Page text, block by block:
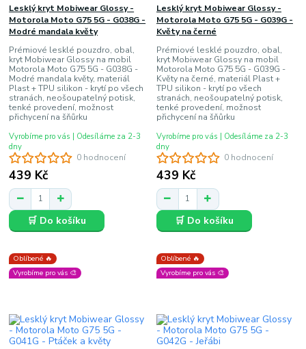
0 hodnocení
Lesklý kryt Mobiwear Glossy -
Motorola Moto G75 5G - G038G -
Modré mandala květy
Prémiové lesklé pouzdro, obal,
kryt Mobiwear Glossy na mobil
Motorola Moto G75 5G - G038G -
Modré mandala květy, materiál
Plast + TPU silikon - krytí po všech
stranách, neošoupatelný potisk,
tenké provedení, možnost
přichycení na šňůrku
439 Kč
Vyrobíme pro vás | Odesíláme za 2-3
dny
🛒 Do košíku
0 hodnocení
Lesklý kryt Mobiwear Glossy -
Motorola Moto G75 5G - G039G -
Květy na černé
Prémiové lesklé pouzdro, obal,
kryt Mobiwear Glossy na mobil
Motorola Moto G75 5G - G039G -
Květy na černé, materiál Plast +
TPU silikon - krytí po všech
stranách, neošoupatelný potisk,
tenké provedení, možnost
přichycení na šňůrku
439 Kč
Vyrobíme pro vás | Odesíláme za 2-3
dny
🛒 Do košíku
Oblíbené 🔥
Vyrobíme pro vás 🎨
Oblíbené 🔥
Vyrobíme pro vás 🎨